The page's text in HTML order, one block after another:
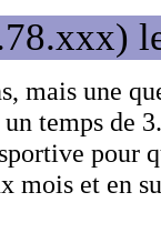
mais une
temps de
pour
mois et en